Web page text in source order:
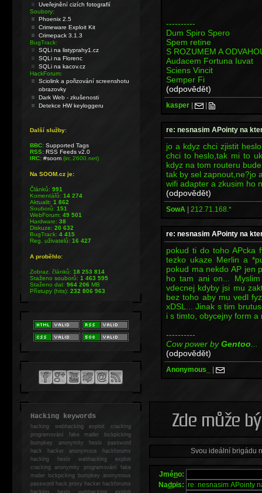
----------
Dum Spiro Spero
Spem retine
S ROZUMEM A
Audacem Fortuna Iuvat
Sciens Vincit
Semper Fi
(odpovědět)
kasper | |
re: nesnasim APointy na
jo a kdyz chci zjistit
chci to heslo,tak mi to
kdyz na tom routeru
tak by sel zapnout,ne?jo
wifi adapter a zkusim ho
(odpovědět)
SowA | 212.71.168.*
re: nesnasim APointy na
pokud ti do toho APcka
tezko ukaze Merlin a
pokud ma nekdo AP jen
ho tam ani on...
vdecnej kdyby jsi mu
bez toho aby mu vedl
xDSL... Jinak s tim
i s timto, obycejny form a
----------
Cow power byGentoo
(odpovědět)
Anonymous_ |
Svou ideální brigádu
Jméno:
Nadpis:
Uveřejnění cizích fotografií
Soubory:
Phoenix 2.5
Crimeware Exploit Kit
Crimepack 3.1.3
BugTrack:
SQLi na listyprahy1.cz
SQLi na Florenc
SQLi na kacov.cz
HackForum:
Sciolink a pořizování screenshotu
obrazovky
Dark Web - zkušenosti
Detekce HW keyloggeru
Další služby:
BBC: Supported Tags
RSS: RSS Feeds v2.0
IRC: #soom(irc.2600.net)
Na SOOM.cz je:
Článků:991
Komentářů:14 274
Aktualit:1 862
Souborů:151
WebForum:49 501
Hardware:38
Diskuze:20 632
BugTrack:4 415
Reg. uživatelů:16 427
A proběhlo:
Zobraz. článků:18 253 814
Staženo souborů:1 463 595
Staženo dat:964 206MB
Přístupy (hits):232 806 963
Hacking keywords
hackingwebhacking exploit cracking
programování fake mailer lockpicking
bumpkey anonymity heslo password
hackhacker anonymous hackforums
hackingheslo webhacking exploit
cracking anonymity programování fake
mailer lockpicking bumpkey anonymous
password hack proxy hacker hackforums
hacking heslo webhacking exploit